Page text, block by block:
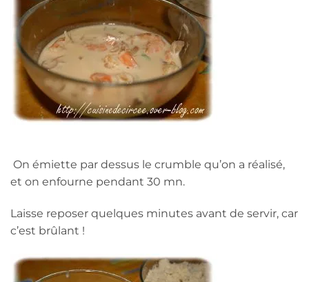
On émiette par dessus le crumble qu’on a réalisé,
et on enfourne pendant 30 mn.
Laisse reposer quelques minutes avant de servir, car
c’est brûlant !